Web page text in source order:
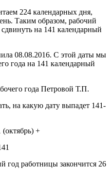
224 календарных дня,
Таким образом, рабочий
на 141 календарный
08.08.2016. С этой даты мы
года на 141 календарный
года Петровой Т.П.
на какую дату выпадет 141-
(октябрь) +
год работницы закончится 26